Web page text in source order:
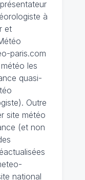
à
et
paris.com
les
quasi-
Outre
site météo
(et non
national